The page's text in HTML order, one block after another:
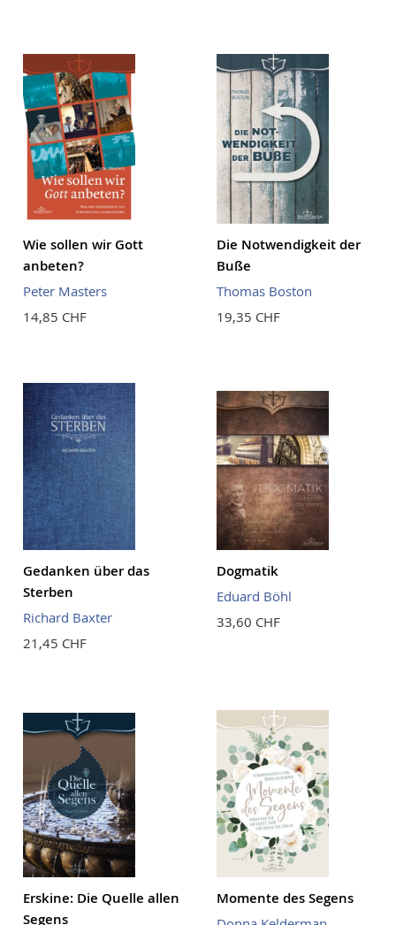
Wie sollen wir Gott
anbeten?
Peter Masters
14,85 CHF
Die Notwendigkeit der
Buße
Thomas Boston
19,35 CHF
Gedanken über das
Sterben
Richard Baxter
21,45 CHF
Dogmatik
Eduard Böhl
33,60 CHF
Erskine: Die Quelle allen
Segens
Momente des Segens